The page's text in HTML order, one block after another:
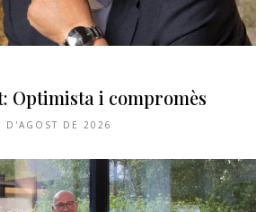
Optimista i compromès
D'AGOST DE 2026